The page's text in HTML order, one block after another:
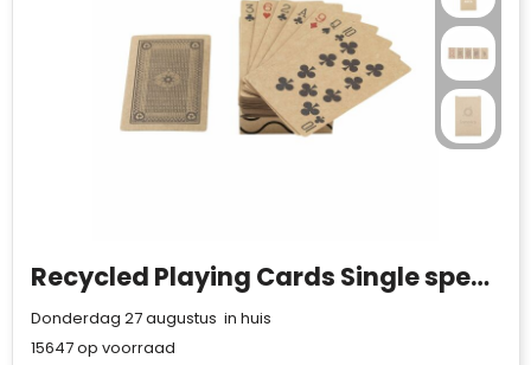
Waterman
Recycled Playing Cards Single speelkaarten
Donderdag 27 augustus in huis
15647op voorraad